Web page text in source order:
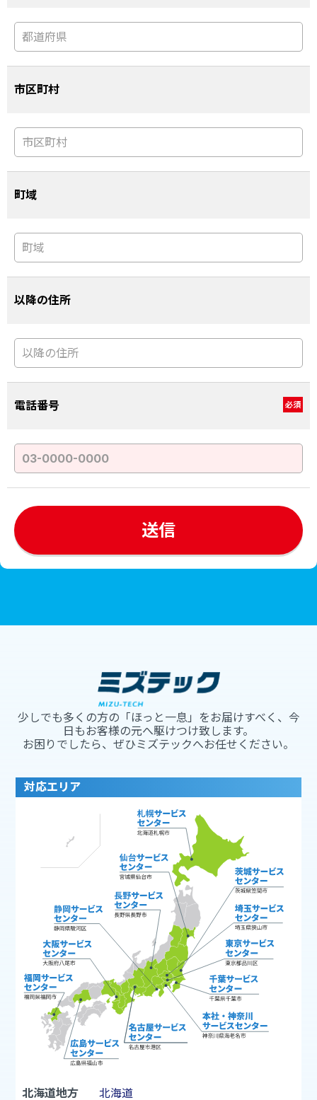
市区町村
町域
以降の住所
電話番号 必須
少しでも多くの方の「ほっと一息」をお届けすべく、今
日もお客様の元へ駆けつけ致します。
お困りでしたら、ぜひミズテックへお任せください。
対応エリア
北海道地方
北海道